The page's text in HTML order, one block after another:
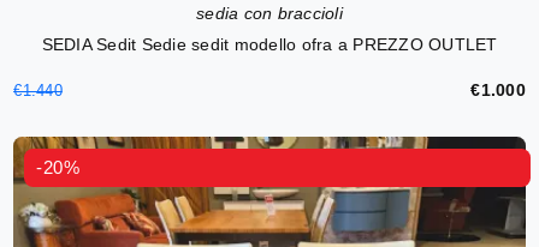
sedia con braccioli
SEDIA Sedit Sedie sedit modello ofra a PREZZO OUTLET
€1.440 €1.000
-20%